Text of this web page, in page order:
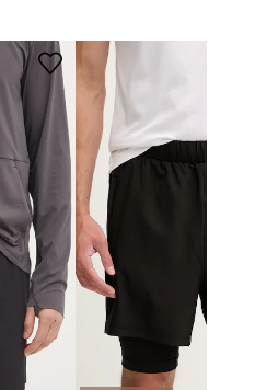
снимката е висок 188
размер M
размер
ви да изберете
носите обикновено.
с размери